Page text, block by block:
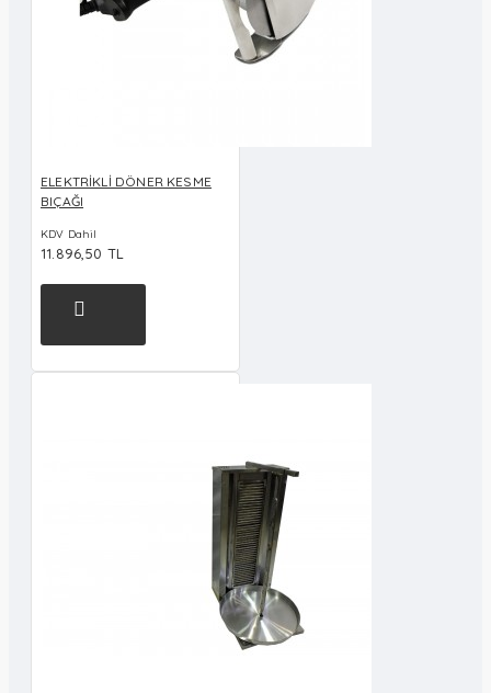
ELEKTRİKLİ DÖNER KESME
BIÇAĞI
KDV Dahil
11.896,50 TL